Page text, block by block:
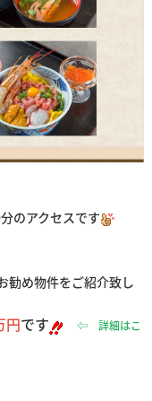
のアクセスです
勧め物件をご紹介致し
円です
⇦ 詳細はこ